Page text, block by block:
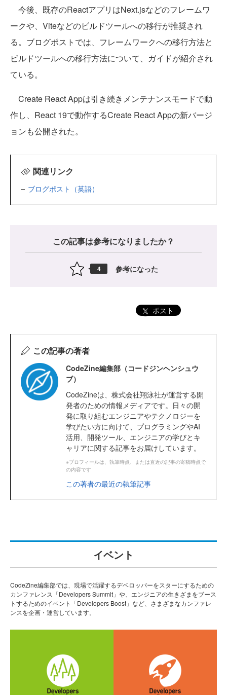
今後、既存のReactアプリはNext.jsなどのフレームワ
ークや、Viteなどのビルドツールへの移行が推奨され
る。ブログポストでは、フレームワークへの移行方法と
ビルドツールへの移行方法について、ガイドが紹介され
ている。
Create React Appは引き続きメンテナンスモードで動
作し、React 19で動作するCreate React Appの新バージ
ョンも公開された。
関連リンク
ブログポスト（英語）
この記事は参考になりましたか？
4 参考になった
ポスト
この記事の著者
CodeZine編集部（コードジンヘンシュウ
ブ）
CodeZineは、株式会社翔泳社が運営する開
発者のための情報メディアです。日々の開
発に取り組むエンジニアやテクノロジーを
学びたい方に向けて、プログラミングやAI
活用、開発ツール、エンジニアの学びとキ
ャリアに関する記事をお届けしています。
※プロフィールは、執筆時点、または直近の記事の寄稿時点で
の内容です
この著者の最近の執筆記事
イベント
CodeZine編集部では、現場で活躍するデベロッパーをスターにするための
カンファレンス「Developers Summit」や、エンジニアの生きざまをブース
トするためのイベント「Developers Boost」など、さまざまなカンファレ
ンスを企画・運営しています。